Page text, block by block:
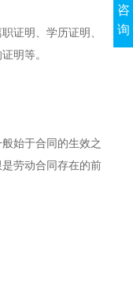
证明、学历证明、
明等。
始于合同的生效之
劳动合同存在的前
咨
询